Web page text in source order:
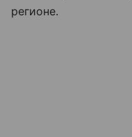
регионе.